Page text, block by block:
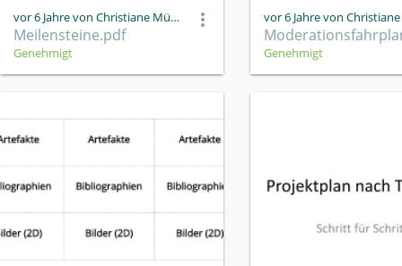
vor 6 Jahre von Christiane Müller
Meilensteine.pdf
Genehmigt Genehmigt